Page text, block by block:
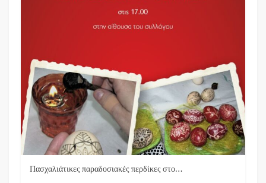
Πασχαλιάτικες παραδοσιακές περδίκες στο…